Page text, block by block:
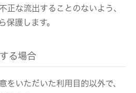
正な流出することのないよう、
保護します。
る場合
をいただいた利用目的以外で、